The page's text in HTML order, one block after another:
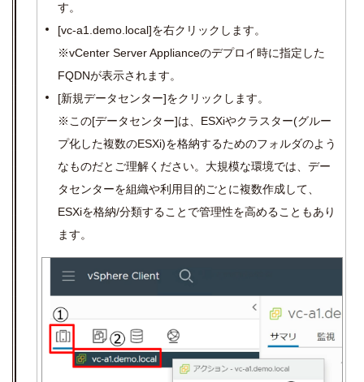
す。
[vc-a1.demo.local]を右クリックします。
※vCenter Server Applianceのデプロイ時に指定した
FQDNが表示されます。
[新規データセンター]をクリックします。
※この[データセンター]は、ESXiやクラスター(グルー
プ化した複数のESXi)を格納するためのフォルダのよう
なものだとご理解ください。大規模な環境では、デー
タセンターを組織や利用目的ごとに複数作成して、
ESXiを格納/分類することで管理性を高めることもあり
ます。